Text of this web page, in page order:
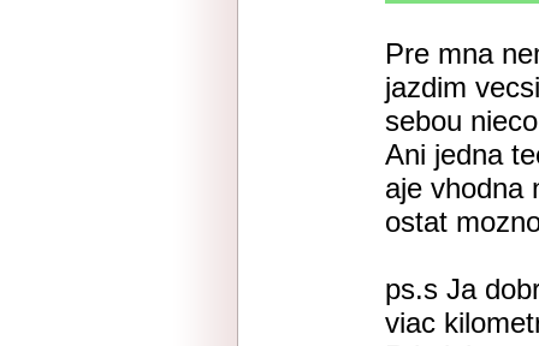
Pre mna
jazdim
sebou
Ani jedna
aje vhodna
ostat
ps.s Ja
viac